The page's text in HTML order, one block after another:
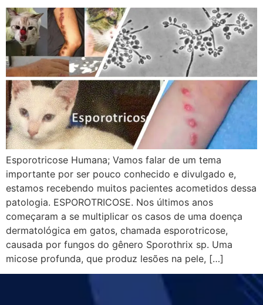
Esporotricose Humana; Vamos falar de um tema
importante por ser pouco conhecido e divulgado e,
estamos recebendo muitos pacientes acometidos dessa
patologia. ESPOROTRICOSE. Nos últimos anos
começaram a se multiplicar os casos de uma doença
dermatológica em gatos, chamada esporotricose,
causada por fungos do gênero Sporothrix sp. Uma
micose profunda, que produz lesões na pele, […]